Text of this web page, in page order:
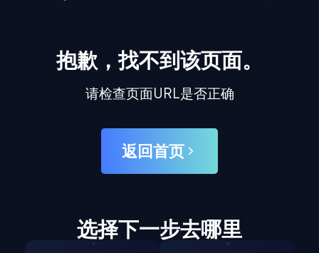
抱歉，找不到该页面。
请检查页面URL是否正确
返回首页
选择下一步去哪里